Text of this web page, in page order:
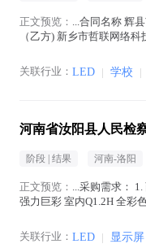
正文预览： ...合同名称 辉
（乙方) 新乡市哲联网络
关联行业： LED | 学校 |
河南省汝阳县人民检
阶段 | 结果 河南-洛阳
正文预览： ...采购需求：
强力巨彩 室内Q1.2H 全彩
关联行业： LED | 显示屏